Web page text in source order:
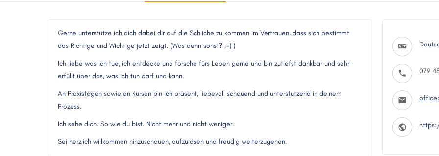
Gerne unterstütze ich dich dabei dir auf die Schliche zu kommen im Vertrauen, dass sich bestimmt
das Richtige und Wichtige jetzt zeigt. (Was denn sonst? ;-) )
Ich liebe was ich tue, ich entdecke und forsche fürs Leben gerne und bin zutiefst dankbar und sehr
erfüllt über das, was ich tun darf und kann.
An Praxistagen sowie an Kursen bin ich präsent, liebevoll schauend und unterstützend in deinem
Prozess.
Ich sehe dich. So wie du bist. Nicht mehr und nicht weniger.
Sei herzlich willkommen hinzuschauen, aufzulösen und freudig weiterzugehen.
079